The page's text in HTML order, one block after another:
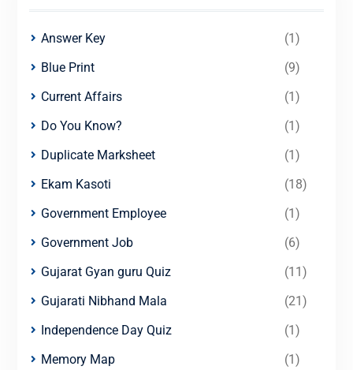
Answer Key
(1)
Blue Print
(9)
Current Affairs
(1)
Do You Know?
(1)
Duplicate Marksheet
(1)
Ekam Kasoti
(18)
Government Employee
(1)
Government Job
(6)
Gujarat Gyan guru Quiz
(11)
Gujarati Nibhand Mala
(21)
Independence Day Quiz
(1)
Memory Map
(1)